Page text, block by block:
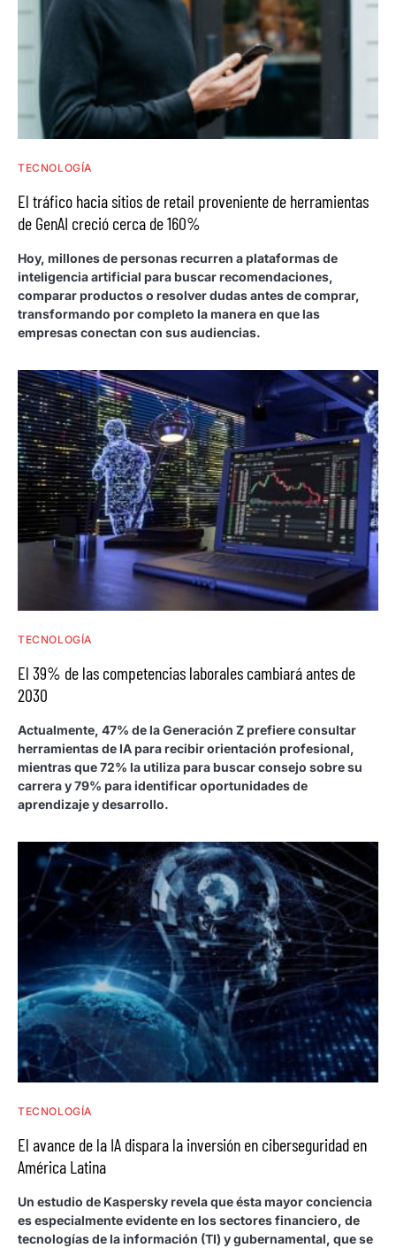
TECNOLOGÍA
El tráfico hacia sitios de retail proveniente de herramientas
de GenAI creció cerca de 160%
Hoy, millones de personas recurren a plataformas de
inteligencia artificial para buscar recomendaciones,
comparar productos o resolver dudas antes de comprar,
transformando por completo la manera en que las
empresas conectan con sus audiencias.
TECNOLOGÍA
El 39% de las competencias laborales cambiará antes de
2030
Actualmente, 47% de la Generación Z prefiere consultar
herramientas de IA para recibir orientación profesional,
mientras que 72% la utiliza para buscar consejo sobre su
carrera y 79% para identificar oportunidades de
aprendizaje y desarrollo.
TECNOLOGÍA
El avance de la IA dispara la inversión en ciberseguridad en
América Latina
Un estudio de Kaspersky revela que ésta mayor conciencia
es especialmente evidente en los sectores financiero, de
tecnologías de la información (TI) y gubernamental, que se